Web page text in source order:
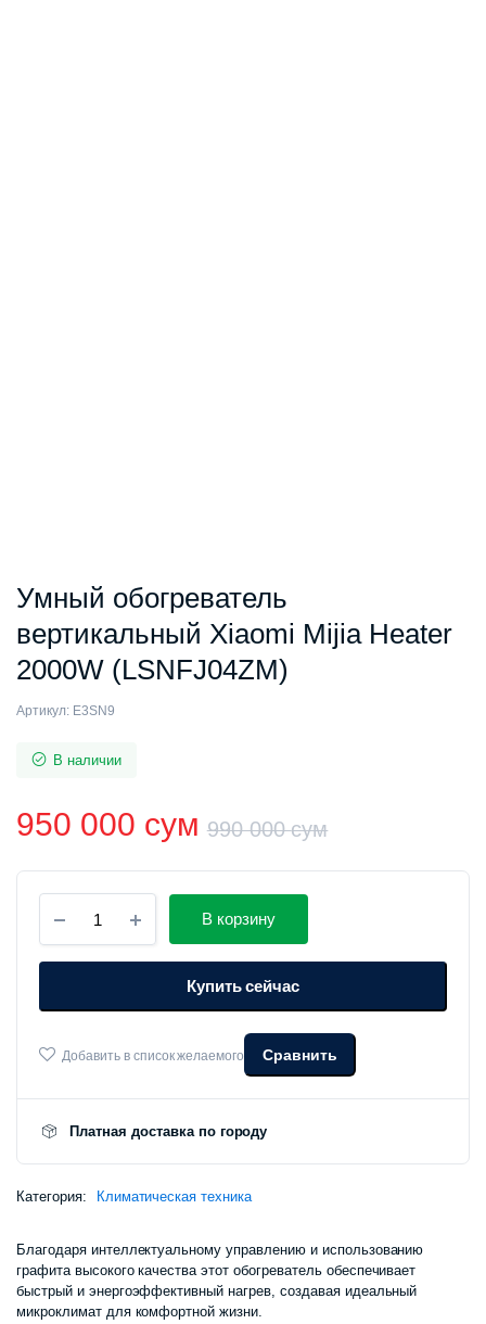
Умный обогреватель
вертикальный Xiaomi Mijia Heater
2000W (LSNFJ04ZM)
Артикул: E3SN9
В наличии
990 000сум
990
000 сум.
950 000 сум
Текущая
950
000 сум.
обогреватель
вертикальный
Xiaomi
Heater
(LSNFJ04ZM)
В корзину
Купить сейчас
Добавить в список желаемого Сравнить
Платная доставка по городу
Категория: Климатическая техника
Благодаря интеллектуальному управлению и использованию
графита высокого качества этот обогреватель обеспечивает
быстрый и энергоэффективный нагрев, создавая идеальный
микроклимат для комфортной жизни.